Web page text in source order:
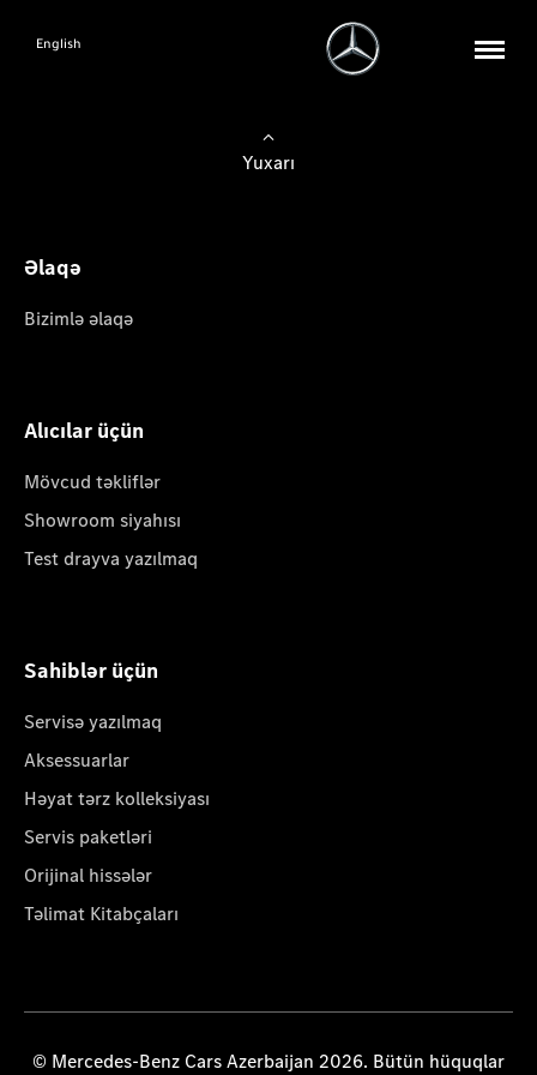
English
Yuxarı
Əlaqə
Bizimlə əlaqə
Alıcılar üçün
Mövcud təkliflər
Showroom siyahısı
Test drayva yazılmaq
Sahiblər üçün
Servisə yazılmaq
Aksessuarlar
Həyat tərz kolleksiyası
Servis paketləri
Orijinal hissələr
Təlimat Kitabçaları
© Mercedes-Benz Cars Azerbaijan 2026. Bütün hüquqlar